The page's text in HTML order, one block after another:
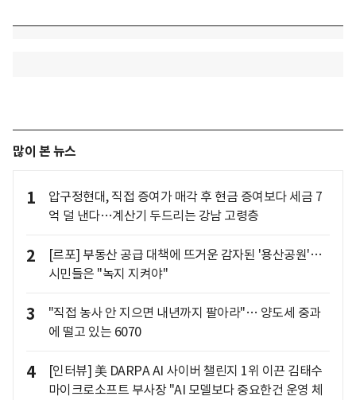
많이 본 뉴스
1
압구정현대, 직접 증여가 매각 후 현금 증여보다 세금 7
억 덜 낸다…계산기 두드리는 강남 고령층
2
[르포] 부동산 공급 대책에 뜨거운 감자된 '용산공원'…
시민들은 "녹지 지켜야"
3
"직접 농사 안 지으면 내년까지 팔아라"… 양도세 중과
에 떨고 있는 6070
4
[인터뷰] 美 DARPA AI 사이버 챌린지 1위 이끈 김태수
마이크로소프트 부사장 "AI 모델보다 중요한건 운영 체